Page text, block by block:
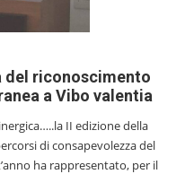
del riconoscimento
a Vibo valentia
II edizione della
di consapevolezza del
ha rappresentato, per il